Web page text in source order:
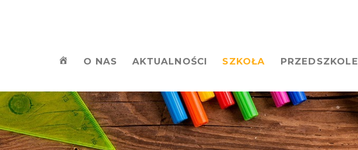
O NAS AKTUALNOŚCI SZKOŁA PRZEDSZKOLE